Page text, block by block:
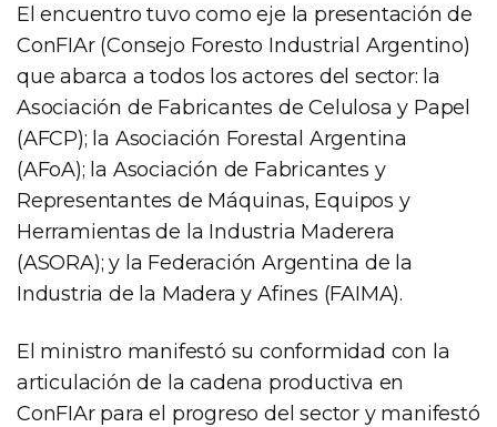
El encuentro tuvo como eje la presentación de
ConFIAr (Consejo Foresto Industrial Argentino)
que abarca a todos los actores del sector: la
Asociación de Fabricantes de Celulosa y Papel
(AFCP); la Asociación Forestal Argentina
(AFoA); la Asociación de Fabricantes y
Representantes de Máquinas, Equipos y
Herramientas de la Industria Maderera
(ASORA); y la Federación Argentina de la
Industria de la Madera y Afines (FAIMA).
El ministro manifestó su conformidad con la
articulación de la cadena productiva en
ConFIAr para el progreso del sector y manifestó